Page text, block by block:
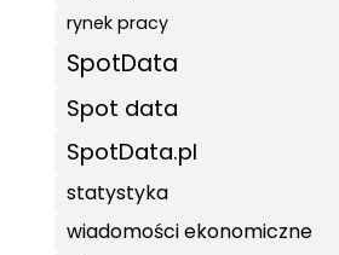
rynek pracy
SpotData
Spot data
SpotData.pl
statystyka
wiadomości ekonomiczne